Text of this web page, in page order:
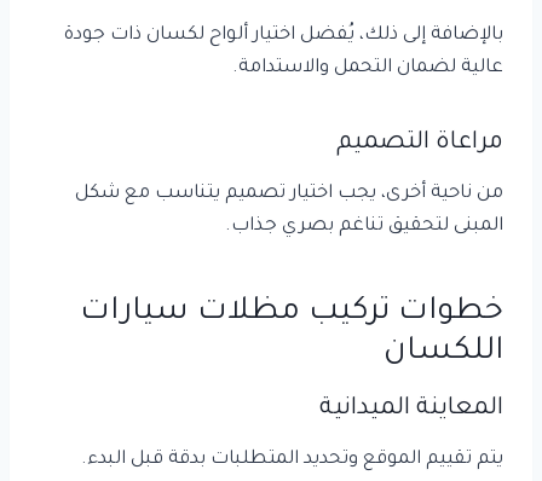
بالإضافة إلى ذلك، يُفضل اختيار ألواح لكسان ذات جودة
عالية لضمان التحمل والاستدامة.
مراعاة التصميم
من ناحية أخرى، يجب اختيار تصميم يتناسب مع شكل
المبنى لتحقيق تناغم بصري جذاب.
خطوات تركيب مظلات سيارات
اللكسان
المعاينة الميدانية
يتم تقييم الموقع وتحديد المتطلبات بدقة قبل البدء.